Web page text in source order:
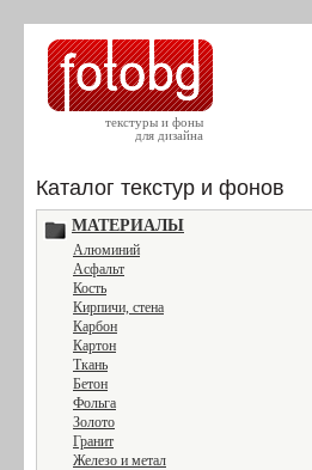
текстуры и фоны
для дизайна
Каталог текстур и фонов
МАТЕРИАЛЫ
Алюминий
Асфальт
Кость
Кирпичи, стена
Карбон
Картон
Ткань
Бетон
Фольга
Золото
Гранит
Железо и метал